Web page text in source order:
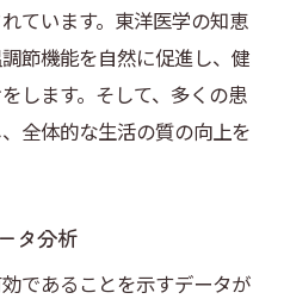
ています。東洋医学の知恵
節機能を自然に促進し、健
します。そして、多くの患
全体的な生活の質の向上を
タ分析
であることを示すデータが